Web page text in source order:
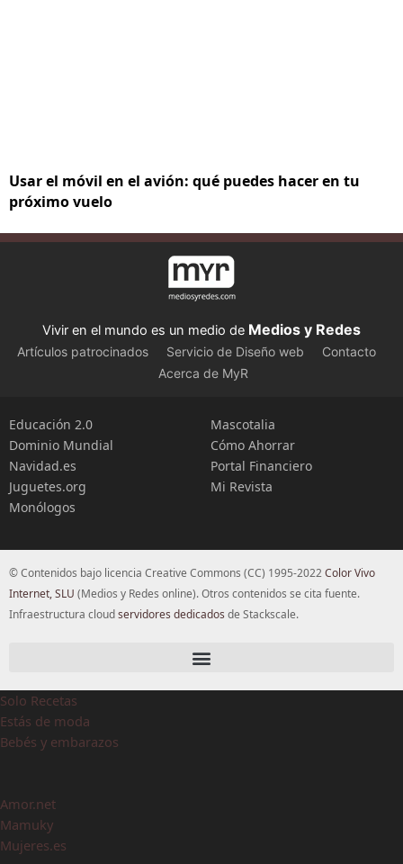
Usar el móvil en el avión: qué puedes hacer en tu
próximo vuelo
Vivir en el mundo es un medio de Medios y Redes
Artículos patrocinados Servicio de Diseño web
Contacto
Acerca de MyR
Educación 2.0
Dominio Mundial
Navidad.es
Juguetes.org
Monólogos
Mascotalia
Cómo Ahorrar
Portal Financiero
Mi Revista
© Contenidos bajo licencia Creative Commons (CC) 1995-2022Color Vivo
Internet, SLU (Medios y Redes online). Otros contenidos se cita fuente.
Infraestructura cloudservidores dedicados de Stackscale.
Solo Recetas
Estás de moda
Bebés y embarazos
Amor.net
Mamuky
Mujeres.es